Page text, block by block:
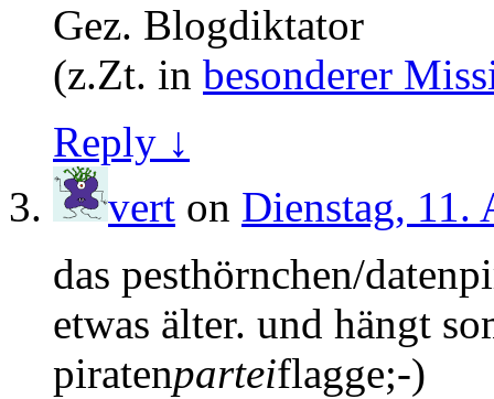
Gez. Blogdiktator
(z.Zt. in besonderer
Reply ↓
vert on Dienstag, 11.
das pesthörnchen/
etwas älter. und hängt
piratenparteiflagge;-)